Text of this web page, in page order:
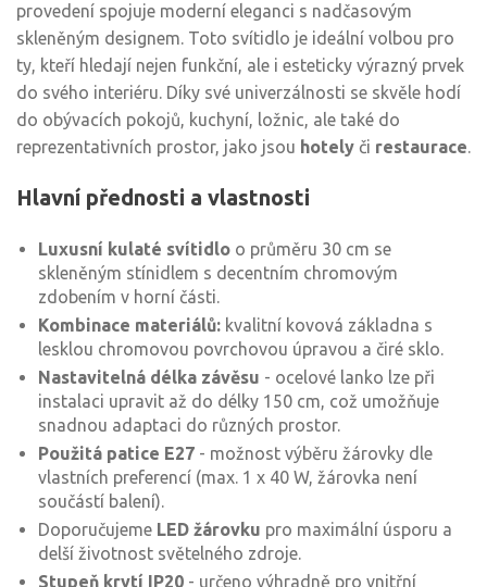
provedení spojuje moderní eleganci s nadčasovým
skleněným designem. Toto svítidlo je ideální volbou pro
ty, kteří hledají nejen funkční, ale i esteticky výrazný prvek
do svého interiéru. Díky své univerzálnosti se skvěle hodí
do obývacích pokojů, kuchyní, ložnic, ale také do
reprezentativních prostor, jako jsou hotely či restaurace.
Hlavní přednosti a vlastnosti
Luxusní kulaté svítidlo o průměru 30 cm se
skleněným stínidlem s decentním chromovým
zdobením v horní části.
Kombinace materiálů: kvalitní kovová základna s
lesklou chromovou povrchovou úpravou a čiré sklo.
Nastavitelná délka závěsu - ocelové lanko lze při
instalaci upravit až do délky 150 cm, což umožňuje
snadnou adaptaci do různých prostor.
Použitá patice E27 - možnost výběru žárovky dle
vlastních preferencí (max. 1 x 40 W, žárovka není
součástí balení).
Doporučujeme LED žárovku pro maximální úsporu a
delší životnost světelného zdroje.
Stupeň krytí IP20 - určeno výhradně pro vnitřní